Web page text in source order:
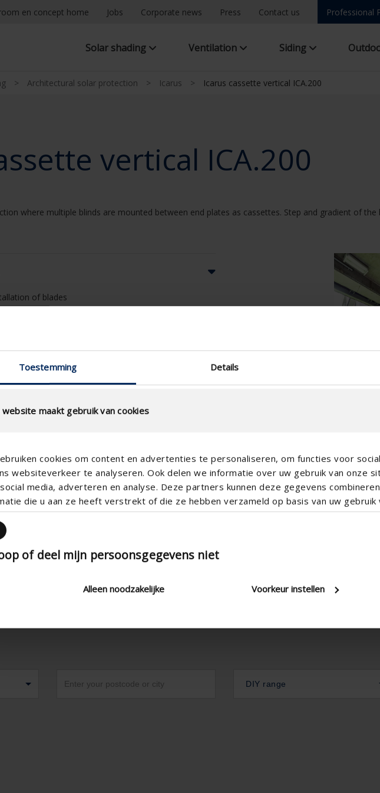
Toestemming Details
website maakt gebruik van cookies
cookies om content en advertenties te personaliseren, om functies voor
websiteverkeer te analyseren. Ook delen we informatie over uw gebruik van onze
media, adverteren en analyse. Deze partners kunnen deze gegevens
die u aan ze heeft verstrekt of die ze hebben verzameld op basis van uw gebruik
of deel mijn persoonsgegevens niet
Alleen noodzakelijke Voorkeur instellen
en concept home Jobs Corporate news Press Contact us Professional
Solar shading Ventilation Siding
> Architectural solar protection > Icarus > Icarus cassette vertical ICA.200
vertical ICA.200
where multiple blinds are mounted between end plates as cassettes. Step and gradient of the
of blades
DIY range